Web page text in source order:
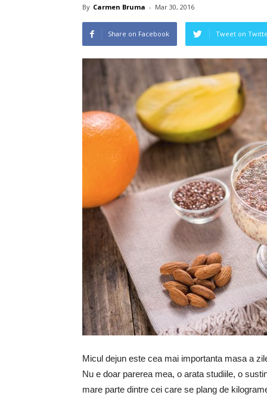
By Carmen Bruma - Mar 30, 2016
Share on Facebook Tweet on
Micul dejun este cea mai importanta masa a
Nu e doar parerea mea, o arata studiile, o
mare parte dintre cei care se plang de